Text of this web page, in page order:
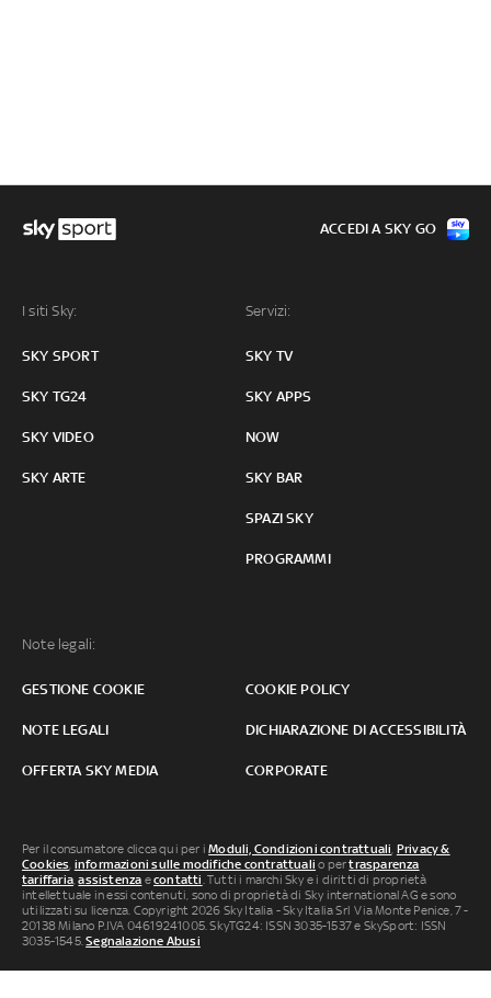
I siti Sky:
SKY SPORT
SKY TG24
SKY VIDEO
SKY ARTE
Servizi:
SKY TV
SKY APPS
NOW
SKY BAR
SPAZI SKY
PROGRAMMI
Note legali:
GESTIONE COOKIE COOKIE POLICY
NOTE LEGALI DICHIARAZIONE DI ACCESSIBILITÀ
OFFERTA SKY MEDIA CORPORATE
ACCEDI A SKY GO
Per il consumatore clicca qui per iModuli, Condizioni contrattuali Privacy &
Cookies informazioni sulle modifiche contrattuali o pertrasparenza
tariffaria ,assistenza econtatti . Tutti i marchi Sky e i diritti di proprietà
intellettuale in essi contenuti, sono di proprietà di Sky international AG e sono
utilizzati su licenza. Copyright 2026 Sky Italia - Sky Italia Srl Via Monte Penice, 7 -
20138 Milano P.IVA 04619241005. SkyTG24: ISSN 3035-1537 e SkySport: ISSN
3035-1545.Segnalazione Abusi